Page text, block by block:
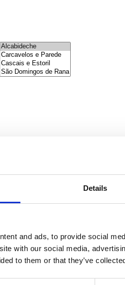
Details
and ads, to provide social
with our social media,
to them or that they’ve
relacionados com a sua pesquisa.
Portugal Sotheby's International